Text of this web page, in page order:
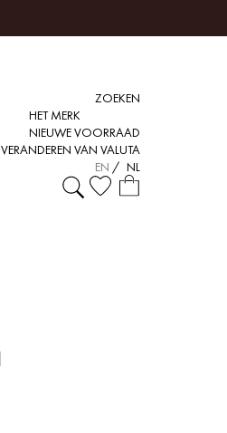
ZOEKEN
HET MERK
NIEUWE VOORRAAD
VERANDEREN VAN VALUTA
EN / NL